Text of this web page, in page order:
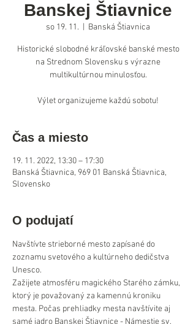
Banskej Štiavnice
so 19. 11. Banská Štiavnica
Historické slobodné kráľovské banské mesto
na Strednom Slovensku s výrazne
multikultúrnou minulosťou.
Výlet organizujeme každú sobotu!
Čas a miesto
19. 11. 2022, 13:30 – 17:30
Banská Štiavnica, 969 01 Banská Štiavnica,
Slovensko
O podujatí
Navštívte strieborné mesto zapísané do
zoznamu svetového a kultúrneho dedičstva
Unesco.
Zažijete atmosféru magického Starého zámku,
ktorý je považovaný za kamennú kroniku
mesta. Počas prehliadky mesta navštívite aj
samé jadro Banskej Štiavnice - Námestie sv.